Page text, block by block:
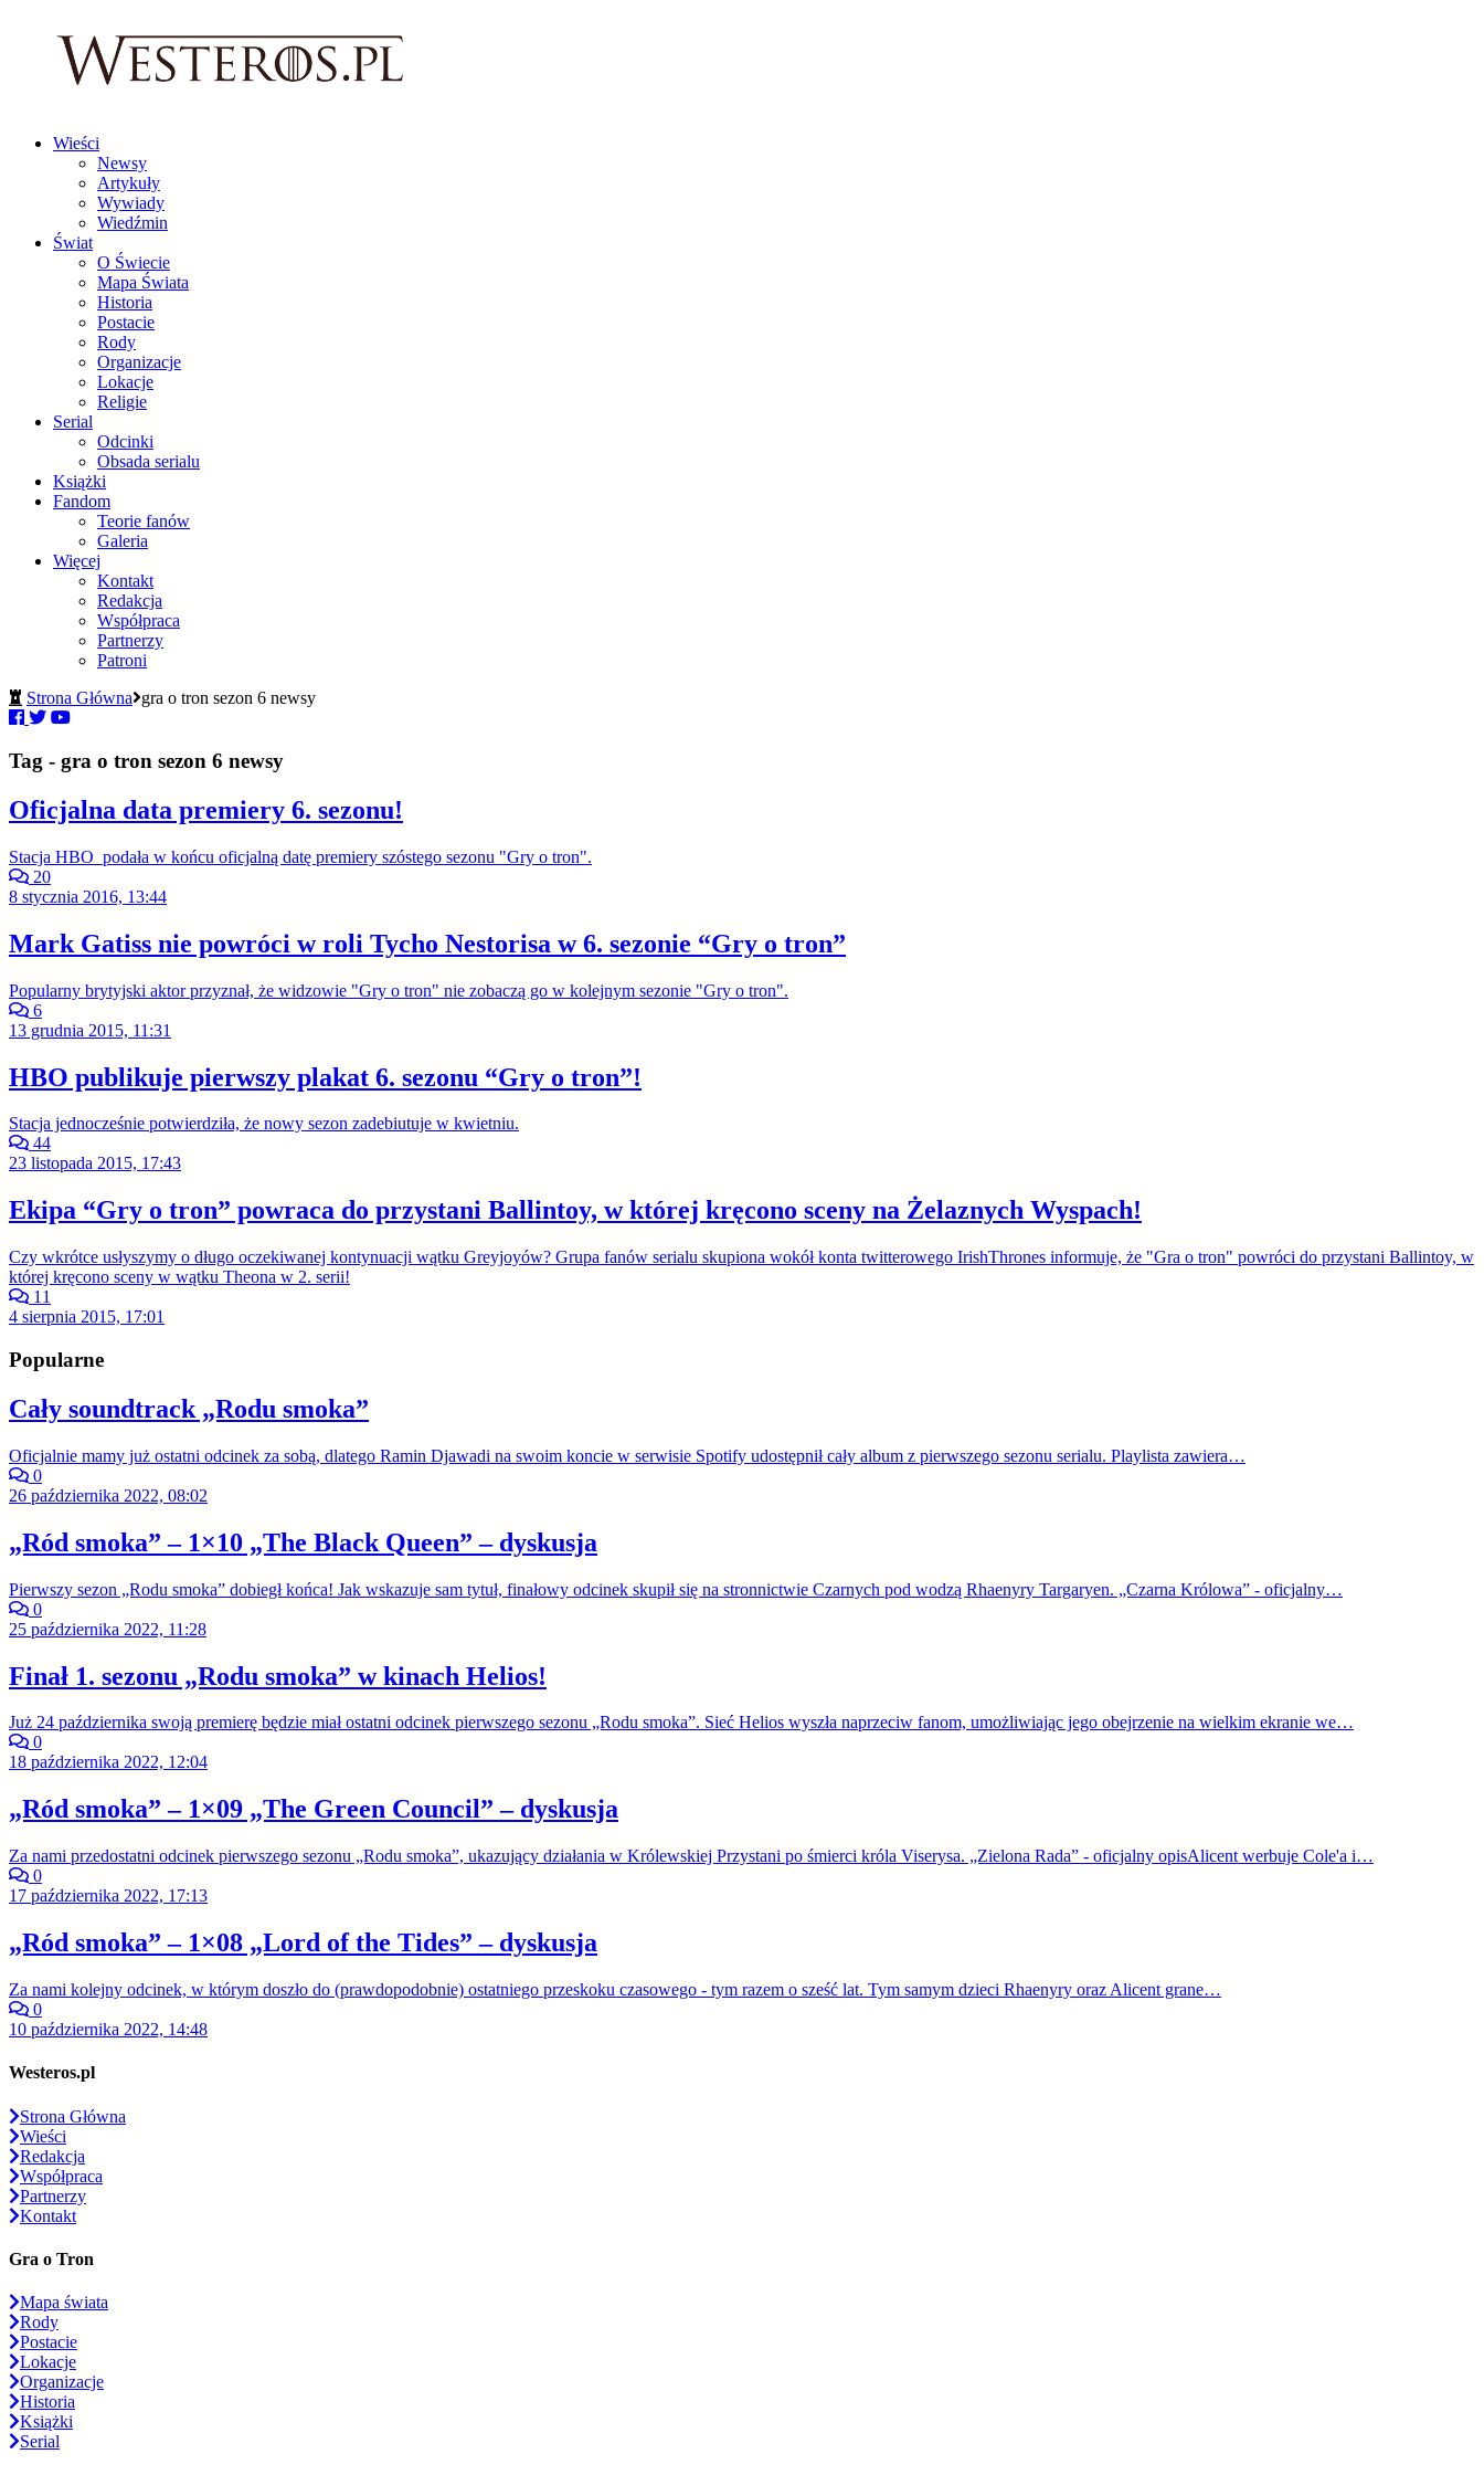
Wieści
Newsy
Artykuły
Wywiady
Wiedźmin
Świat
O Świecie
Mapa Świata
Historia
Postacie
Rody
Organizacje
Lokacje
Religie
Serial
Odcinki
Obsada serialu
Książki
Fandom
Teorie fanów
Galeria
Więcej
Kontakt
Redakcja
Współpraca
Partnerzy
Patroni
Strona Główna gra o tron sezon 6 newsy
Tag - gra o tron sezon 6 newsy
Oficjalna data premiery 6. sezonu!
Stacja HBO podała w końcu oficjalną datę premiery szóstego sezonu "Gry o tron".
20
8 stycznia 2016, 13:44
Mark Gatiss nie powróci w roli Tycho Nestorisa w 6. sezonie “Gry o tron”
Popularny brytyjski aktor przyznał, że widzowie "Gry o tron" nie zobaczą go w kolejnym sezonie "Gry o tron".
6
13 grudnia 2015, 11:31
HBO publikuje pierwszy plakat 6. sezonu “Gry o tron”!
Stacja jednocześnie potwierdziła, że nowy sezon zadebiutuje w kwietniu.
44
23 listopada 2015, 17:43
Ekipa “Gry o tron” powraca do przystani Ballintoy, w której kręcono sceny na Żelaznych Wyspach!
Czy wkrótce usłyszymy o długo oczekiwanej kontynuacji wątku Greyjoyów? Grupa fanów serialu skupiona wokół konta twitterowego IrishThrones informuje, że "Gra o tron" powróci do przystani Ballintoy, w
której kręcono sceny w wątku Theona w 2. serii!
11
4 sierpnia 2015, 17:01
Popularne
Cały soundtrack „Rodu smoka”
Oficjalnie mamy już ostatni odcinek za sobą, dlatego Ramin Djawadi na swoim koncie w serwisie Spotify udostępnił cały album z pierwszego sezonu serialu. Playlista zawiera…
0
26 października 2022, 08:02
„Ród smoka” – 1×10 „The Black Queen” – dyskusja
Pierwszy sezon „Rodu smoka” dobiegł końca! Jak wskazuje sam tytuł, finałowy odcinek skupił się na stronnictwie Czarnych pod wodzą Rhaenyry Targaryen. „Czarna Królowa” - oficjalny…
0
25 października 2022, 11:28
Finał 1. sezonu „Rodu smoka” w kinach Helios!
Już 24 października swoją premierę będzie miał ostatni odcinek pierwszego sezonu „Rodu smoka”. Sieć Helios wyszła naprzeciw fanom, umożliwiając jego obejrzenie na wielkim ekranie we…
0
18 października 2022, 12:04
„Ród smoka” – 1×09 „The Green Council” – dyskusja
Za nami przedostatni odcinek pierwszego sezonu „Rodu smoka”, ukazujący działania w Królewskiej Przystani po śmierci króla Viserysa. „Zielona Rada” - oficjalny opisAlicent werbuje Cole'a i…
0
17 października 2022, 17:13
„Ród smoka” – 1×08 „Lord of the Tides” – dyskusja
Za nami kolejny odcinek, w którym doszło do (prawdopodobnie) ostatniego przeskoku czasowego - tym razem o sześć lat. Tym samym dzieci Rhaenyry oraz Alicent grane…
0
10 października 2022, 14:48
Westeros.pl
Strona Główna
Wieści
Redakcja
Współpraca
Partnerzy
Kontakt
Gra o Tron
Mapa świata
Rody
Postacie
Lokacje
Organizacje
Historia
Książki
Serial